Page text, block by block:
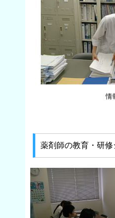
薬剤師の教育・研